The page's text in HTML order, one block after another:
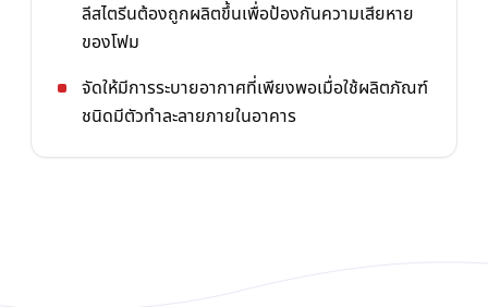
ลีสไตรีนต้องถูกผลิตขึ้นเพื่อป้องกันความเสียหาย
ของโฟม
จัดให้มีการระบายอากาศที่เพียงพอเมื่อใช้ผลิตภัณฑ์
ชนิดมีตัวทำละลายภายในอาคาร